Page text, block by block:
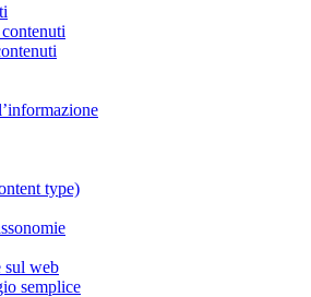
type)
sul web
semplice